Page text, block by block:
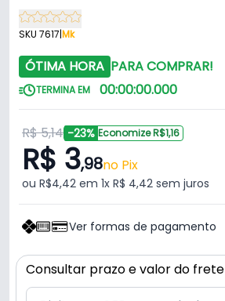
SKU 7617|Mk
ÓTIMA HORA PARA COMPRAR!
TERMINA EM 00:00:00.000
R$ 5,14 -23% Economize R$1,16
R$ 3,98no Pix
ou R$4,42 em 1x R$ 4,42 sem juros
Ver formas de pagamento
Consultar prazo e valor do frete